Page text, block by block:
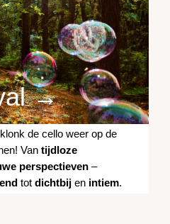
→
de cello weer op de
Van tijdloze
perspectieven –
tot dichtbij en intiem.